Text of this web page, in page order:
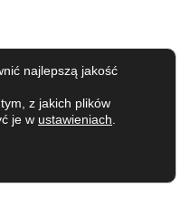
najlepszą jakość
z jakich plików
je w ustawieniach